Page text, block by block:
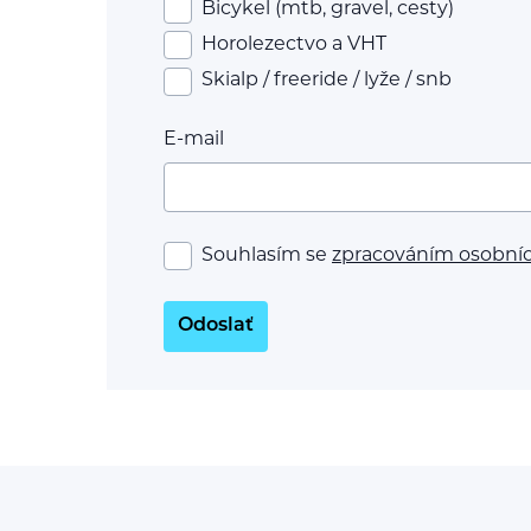
Bicykel (mtb, gravel, cesty)
Horolezectvo a VHT
Skialp / freeride / lyže / snb
E-mail
Souhlasím se zpracováním
Odoslať